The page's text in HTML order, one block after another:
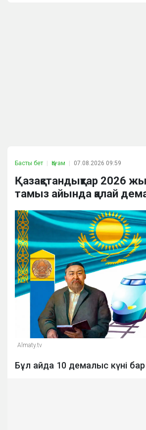
Басты бет Қоғам 07.08.2026 09:59
Қазақстандықтар 2026
тамыз айында қалай
Almaty.tv
Бұл айда 10 демалыс күні бар